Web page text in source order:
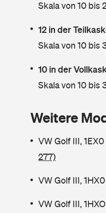
Skala von 10 bis
12 in der
Skala von 10 bis
10 in der
Skala von 10 bis
Weitere
VW Golf III,
277)
VW Golf III,
VW Golf III,